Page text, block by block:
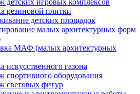
детских игровых комплексов
резиновой плитки
детских площадок
малых архитектурных форм
МАФ (малых архитектурных
искусственного газона
спортивного оборудования
световых фигур